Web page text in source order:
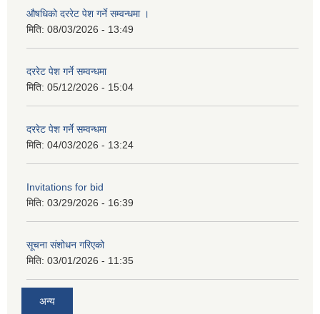
औषधिको दररेट पेश गर्ने सम्वन्धमा ।
मिति: 08/03/2026 - 13:49
दररेट पेश गर्ने सम्वन्धमा
मिति: 05/12/2026 - 15:04
दररेट पेश गर्ने सम्वन्धमा
मिति: 04/03/2026 - 13:24
Invitations for bid
मिति: 03/29/2026 - 16:39
सूचना संशोधन गरिएको
मिति: 03/01/2026 - 11:35
अन्य